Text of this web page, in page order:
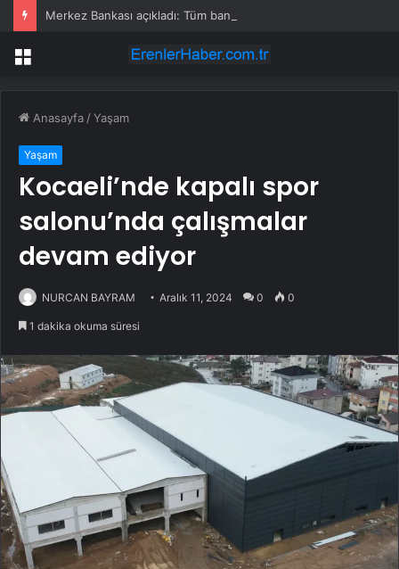
Merkez Bankası açıkladı: Tüm banknotlar değişiyor
Menü
Anasayfa /Yaşam
Yaşam
Kocaeli’nde kapalı spor
salonu’nda çalışmalar
devam ediyor
NURCAN BAYRAM Aralık 11, 2024 0 0
1 dakika okuma süresi